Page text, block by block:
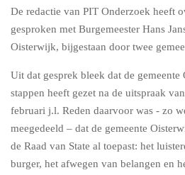
De redactie van PIT Onderzoek heeft
gesproken met Burgemeester Hans
Oisterwijk, bijgestaan door twee
Uit dat gesprek bleek dat de gemeente
stappen heeft gezet na de uitspraak
februari j.l. Reden daarvoor was - zo
meegedeeld – dat de gemeente
de Raad van State al toepast: het
burger, het afwegen van belangen en